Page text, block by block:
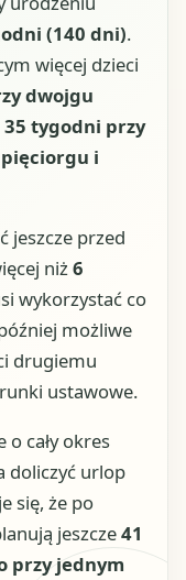
(140 dni).
więcej dzieci
dwojgu
tygodni przy
i
jeszcze przed
niż6
wykorzystać co
możliwe
drugiemu
ustawowe.
cały okres
doliczyć urlop
się, że po
jeszcze41
przy jednym